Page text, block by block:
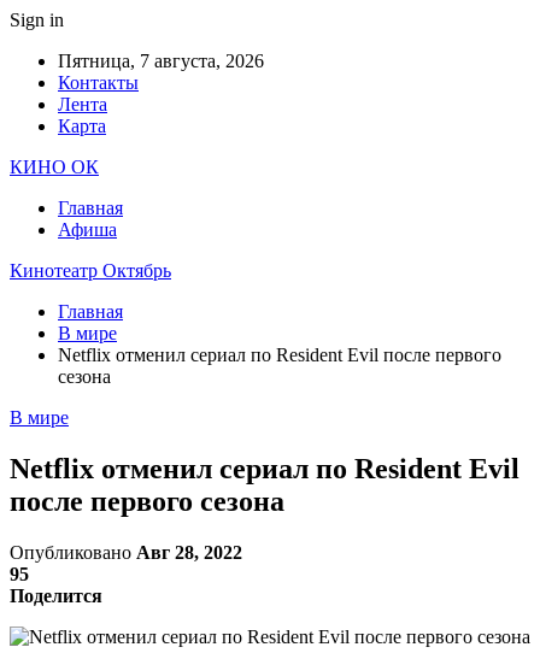
Sign in
Пятница, 7 августа, 2026
Контакты
Лента
Карта
КИНО ОК
Главная
Афиша
Кинотеатр Октябрь
Главная
В мире
Netflix отменил сериал по Resident Evil после первого
сезона
В мире
Netflix отменил сериал по Resident Evil
после первого сезона
Опубликовано Авг 28, 2022
95
Поделится